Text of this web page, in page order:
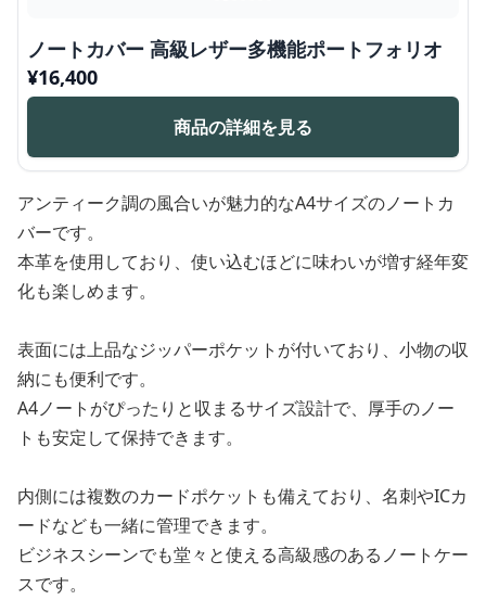
ノートカバー 高級レザー多機能ポートフォリオ
¥16,400
商品の詳細を見る
アンティーク調の風合いが魅力的なA4サイズのノートカ
バーです。
本革を使用しており、使い込むほどに味わいが増す経年変
化も楽しめます。
表面には上品なジッパーポケットが付いており、小物の収
納にも便利です。
A4ノートがぴったりと収まるサイズ設計で、厚手のノー
トも安定して保持できます。
内側には複数のカードポケットも備えており、名刺やICカ
ードなども一緒に管理できます。
ビジネスシーンでも堂々と使える高級感のあるノートケー
スです。